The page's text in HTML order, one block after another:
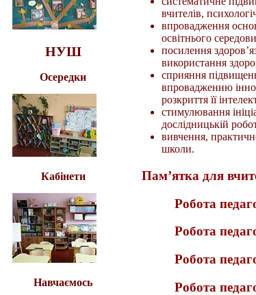
НУШ
Осередки
Кабінети
Навчаємось
вчителів,
впровадження
освітнього
посилення
використання
сприяння
впровадженню
розкриття її
стимулювання
дослідницькій
вивчення,
школи.
Пам’ятка для
Робота
Робота
Робота
Робота